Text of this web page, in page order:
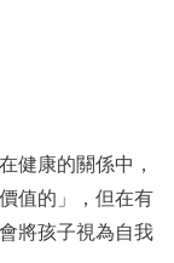
健康的關係中，
值的」，但在有
將孩子視為自我